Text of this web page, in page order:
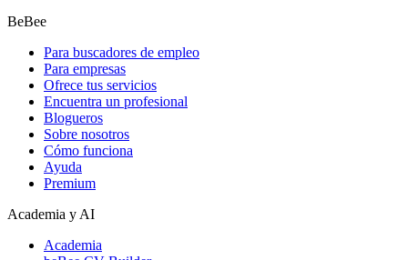
BeBee
Para buscadores de empleo
Para empresas
Ofrece tus servicios
Encuentra un profesional
Blogueros
Sobre nosotros
Cómo funciona
Ayuda
Premium
Academia y AI
Academia